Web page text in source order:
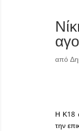
από
Η Κ18
την